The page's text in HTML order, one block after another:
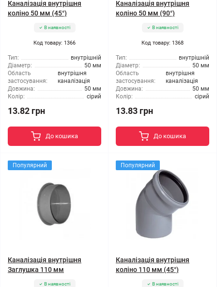
Каналізація внутрішня
коліно 50 мм (45°)
В наявності
Код товару: 1366
Тип:
внутрішній
Діаметр:
50 мм
Область
застосування:
внутрішня
каналізація
Довжина:
50 мм
Колір:
сірий
13.82 грн
До кошика
Каналізація внутрішня
коліно 50 мм (90°)
В наявності
Код товару: 1368
Тип:
внутрішній
Діаметр:
50 мм
Область
застосування:
внутрішня
каналізація
Довжина:
50 мм
Колір:
сірий
13.83 грн
До кошика
Популярний
Каналізація внутрішня
Заглушка 110 мм
В наявності
Популярний
Каналізація внутрішня
коліно 110 мм (45°)
В наявності